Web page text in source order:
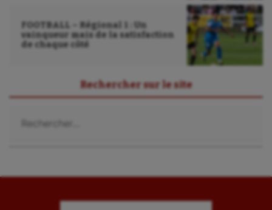
FOOTBALL – Régional 1 : Un
vainqueur mais de la satisfaction
de chaque côté
Rechercher sur le site